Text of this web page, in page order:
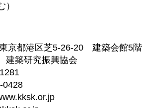
）
都港区芝5-26-20 建築会館5階
築研究振興協会